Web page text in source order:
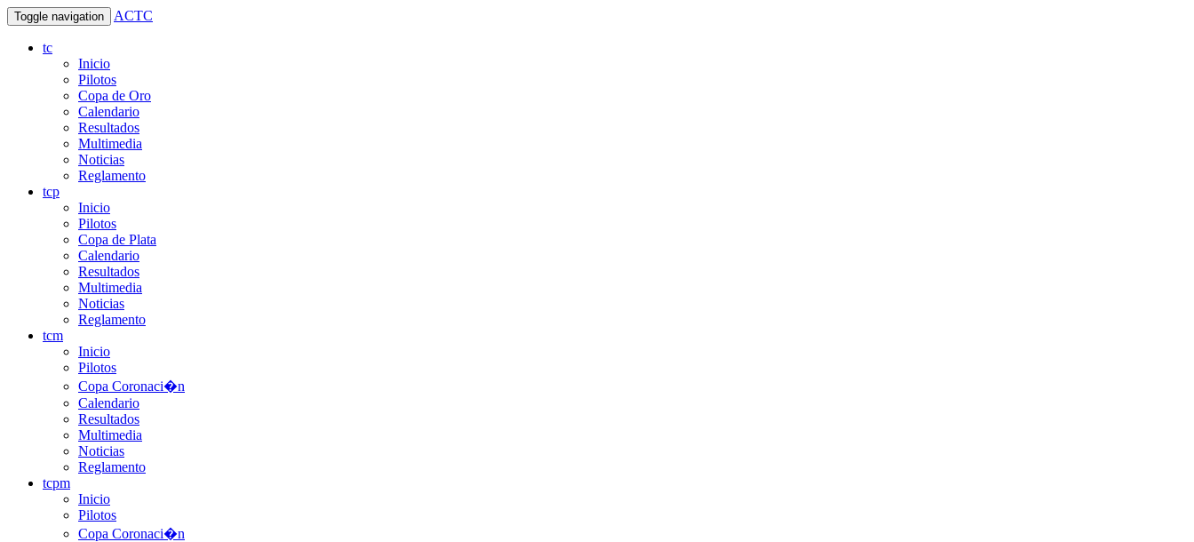
Toggle navigation ACTC
tc
Inicio
Pilotos
Copa de Oro
Calendario
Resultados
Multimedia
Noticias
Reglamento
tcp
Inicio
Pilotos
Copa de Plata
Calendario
Resultados
Multimedia
Noticias
Reglamento
tcm
Inicio
Pilotos
Copa Coronaci�n
Calendario
Resultados
Multimedia
Noticias
Reglamento
tcpm
Inicio
Pilotos
Copa Coronaci�n